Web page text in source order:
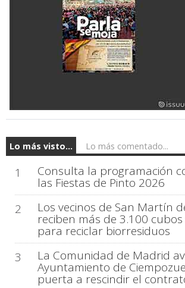
Lo más visto... Lo más comentado...
1 Consulta la programación
las Fiestas de Pinto 2026
2
Los vecinos de San Martín
reciben más de 3.100
para reciclar biorresiduos
3
La Comunidad de Madrid
Ayuntamiento de
puerta a rescindir el